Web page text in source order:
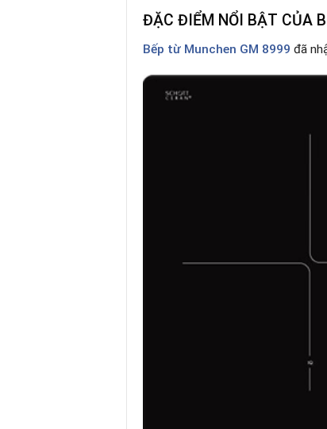
ĐẶC ĐIỂM NỔI BẬT CỦA
Bếp từ Munchen GM 8999 đã